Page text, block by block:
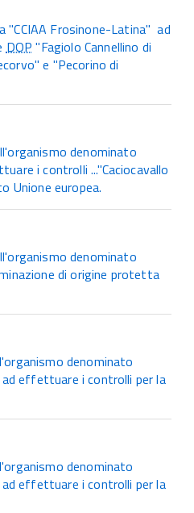
"CCIAA Frosinone-Latina" ad
DOP "Fagiolo Cannellino di
e "Pecorino di
denominato
i controlli ..."Caciocavallo
Unione europea.
denominato
di origine protetta
denominato
ad effettuare i controlli per la
denominato
ad effettuare i controlli per la